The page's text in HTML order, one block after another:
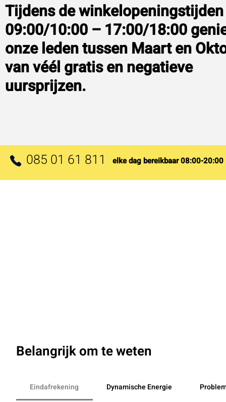
Tijdens de winkelopeningstijden
09:00/10:00 – 17:00/18:00
onze leden tussen Maart en
van véél gratis en negatieve
uursprijzen.
085 01 61 811 elke dag bereikbaar 08:00-20:00
Belangrijk om te weten
Eindafrekening Dynamische Energie